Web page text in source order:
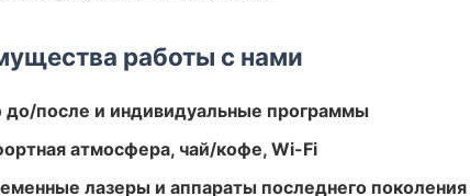
работы с нами
после и индивидуальные программы
атмосфера, чай/кофе, Wi-Fi
лазеры и аппараты последнего поколения